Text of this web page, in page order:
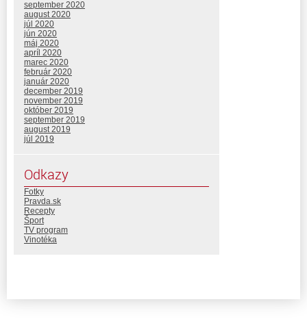
september 2020
august 2020
júl 2020
jún 2020
máj 2020
apríl 2020
marec 2020
február 2020
január 2020
december 2019
november 2019
október 2019
september 2019
august 2019
júl 2019
Odkazy
Fotky
Pravda.sk
Recepty
Šport
TV program
Vinotéka